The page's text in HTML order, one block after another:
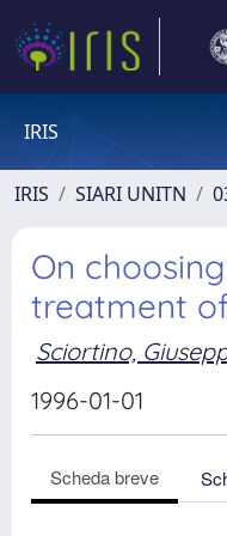
IRIS
IRIS SIARI UNITN
On
treatment
Sciortino,
1996-01-01
Scheda breve